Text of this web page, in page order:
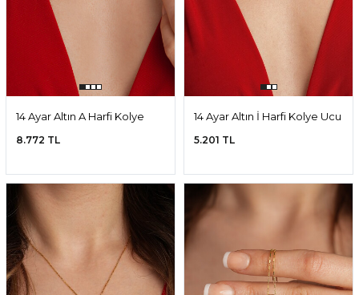
14 Ayar Altın A Harfi Kolye
8.772 TL
14 Ayar Altın İ Harfi Kolye Ucu
5.201 TL